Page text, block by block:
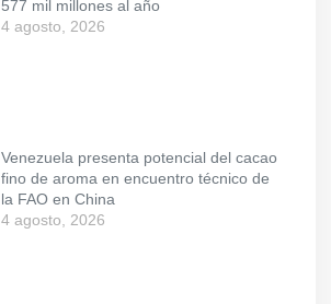
577 mil millones al año
4 agosto, 2026
Venezuela presenta potencial del cacao
fino de aroma en encuentro técnico de
la FAO en China
4 agosto, 2026